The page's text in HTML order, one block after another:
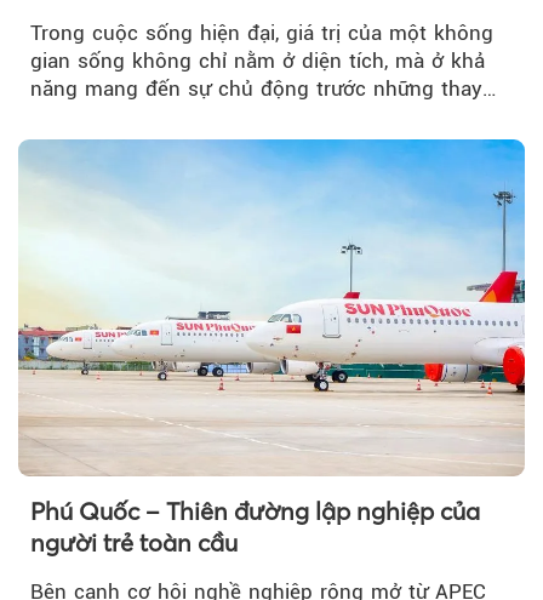
Trong cuộc sống hiện đại, giá trị của một không
gian sống không chỉ nằm ở diện tích, mà ở khả
năng mang đến sự chủ động trước những thay
Phú Quốc – Thiên đường lập nghiệp của
người trẻ toàn cầu
Bên cạnh cơ hội nghề nghiệp rộng mở từ APEC